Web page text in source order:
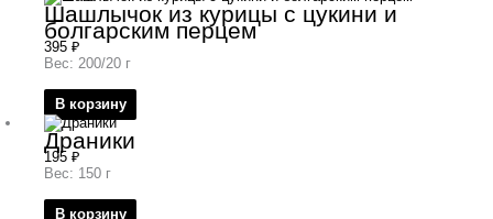
Шашлычок из курицы с цукини и
болгарским перцем
395 ₽
Вес: 200/20 г
В корзину
Драники
195 ₽
Вес: 150 г
В корзину